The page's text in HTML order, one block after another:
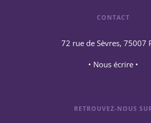
CONTACT
72 rue de Sèvres, 75007
• Nous écrire •
RETROUVEZ-NOUS